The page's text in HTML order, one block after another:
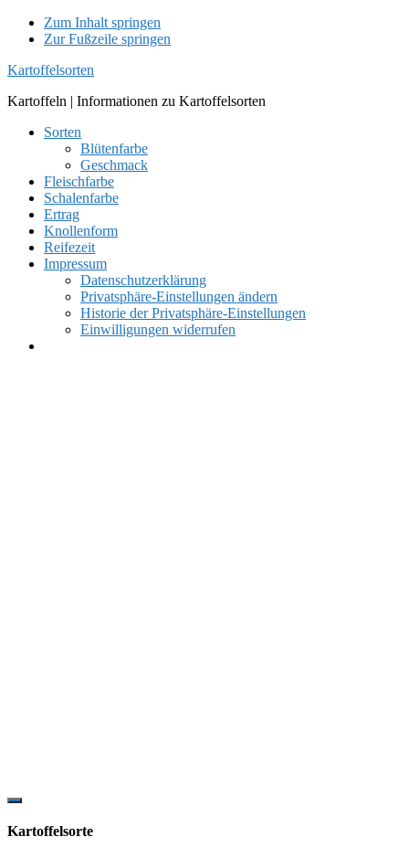
Zum Inhalt springen
Zur Fußzeile springen
Kartoffelsorten
Kartoffeln | Informationen zu Kartoffelsorten
Sorten
Blütenfarbe
Geschmack
Fleischfarbe
Schalenfarbe
Ertrag
Knollenform
Reifezeit
Impressum
Datenschutzerklärung
Privatsphäre-Einstellungen ändern
Historie der Privatsphäre-Einstellungen
Einwilligungen widerrufen
Show
Content
Kartoffelsorte